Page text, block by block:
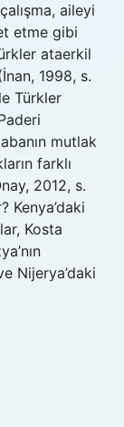
aileyi
etme gibi
ataerkil
1998, s.
Türkler
mutlak
farklı
2012, s.
Kenya’daki
Kosta
Nijerya’daki